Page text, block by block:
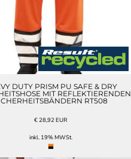
DUTY PRISM PU SAFE & DRY
MIT REFLEKTIERENDEN
RT508
€28,92 EUR
inkl. 19% MWSt.